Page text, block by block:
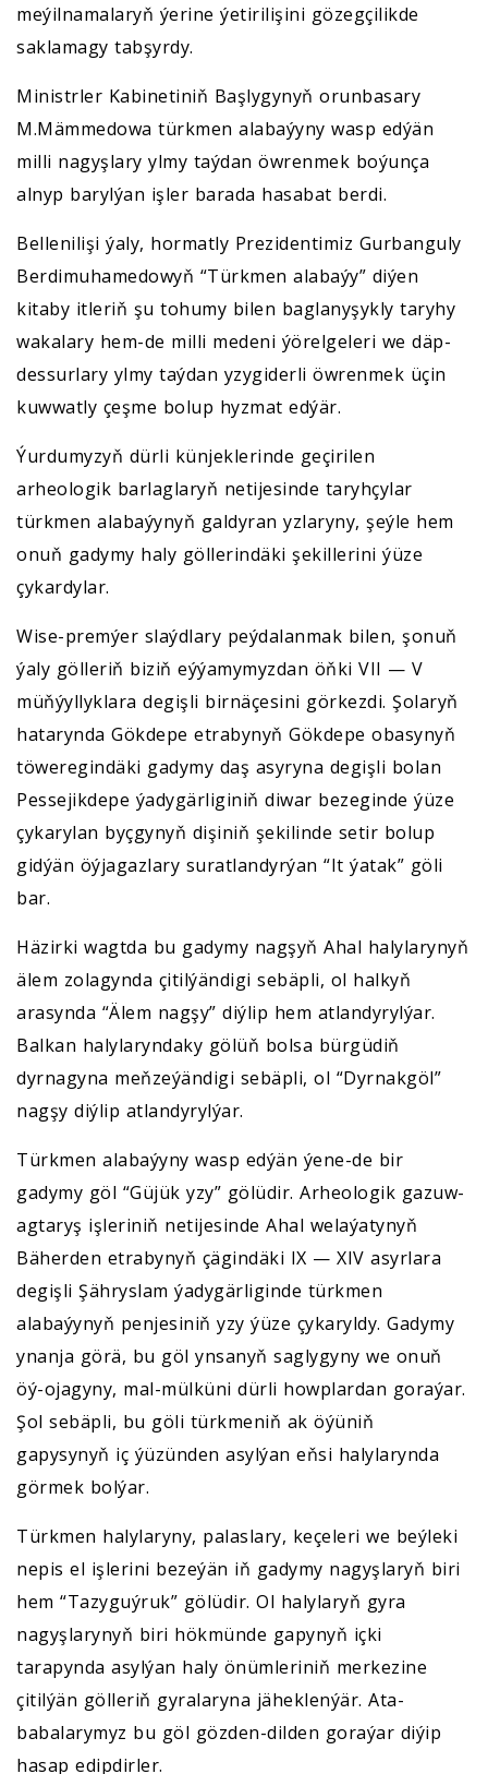
meýilnamalaryň ýerine ýetirilişini gözegçilikde
saklamagy tabşyrdy.
Ministrler Kabinetiniň Başlygynyň orunbasary
M.Mämmedowa türkmen alabaýyny wasp edýän
milli nagyşlary ylmy taýdan öwrenmek boýunça
alnyp barylýan işler barada hasabat berdi.
Bellenilişi ýaly, hormatly Prezidentimiz Gurbanguly
Berdimuhamedowyň “Türkmen alabaýy” diýen
kitaby itleriň şu tohumy bilen baglanyşykly taryhy
wakalary hem-de milli medeni ýörelgeleri we däp-
dessurlary ylmy taýdan yzygiderli öwrenmek üçin
kuwwatly çeşme bolup hyzmat edýär.
Ýurdumyzyň dürli künjeklerinde geçirilen
arheologik barlaglaryň netijesinde taryhçylar
türkmen alabaýynyň galdyran yzlaryny, şeýle hem
onuň gadymy haly göllerindäki şekillerini ýüze
çykardylar.
Wise-premýer slaýdlary peýdalanmak bilen, şonuň
ýaly gölleriň biziň eýýamymyzdan öňki VII — V
müňýyllyklara degişli birnäçesini görkezdi. Şolaryň
hatarynda Gökdepe etrabynyň Gökdepe obasynyň
töweregindäki gadymy daş asyryna degişli bolan
Pessejikdepe ýadygärliginiň diwar bezeginde ýüze
çykarylan byçgynyň dişiniň şekilinde setir bolup
gidýän öýjagazlary suratlandyrýan “It ýatak” göli
bar.
Häzirki wagtda bu gadymy nagşyň Ahal halylarynyň
älem zolagynda çitilýändigi sebäpli, ol halkyň
arasynda “Älem nagşy” diýlip hem atlandyrylýar.
Balkan halylaryndaky gölüň bolsa bürgüdiň
dyrnagyna meňzeýändigi sebäpli, ol “Dyrnakgöl”
nagşy diýlip atlandyrylýar.
Türkmen alabaýyny wasp edýän ýene-de bir
gadymy göl “Güjük yzy” gölüdir. Arheologik gazuw-
agtaryş işleriniň netijesinde Ahal welaýatynyň
Bäherden etrabynyň çägindäki IX — XIV asyrlara
degişli Şähryslam ýadygärliginde türkmen
alabaýynyň penjesiniň yzy ýüze çykaryldy. Gadymy
ynanja görä, bu göl ynsanyň saglygyny we onuň
öý-ojagyny, mal-mülküni dürli howplardan goraýar.
Şol sebäpli, bu göli türkmeniň ak öýüniň
gapysynyň iç ýüzünden asylýan eňsi halylarynda
görmek bolýar.
Türkmen halylaryny, palaslary, keçeleri we beýleki
nepis el işlerini bezeýän iň gadymy nagyşlaryň biri
hem “Tazyguýruk” gölüdir. Ol halylaryň gyra
nagyşlarynyň biri hökmünde gapynyň içki
tarapynda asylýan haly önümleriniň merkezine
çitilýän gölleriň gyralaryna jäheklenýär. Ata-
babalarymyz bu göl gözden-dilden goraýar diýip
hasap edipdirler.